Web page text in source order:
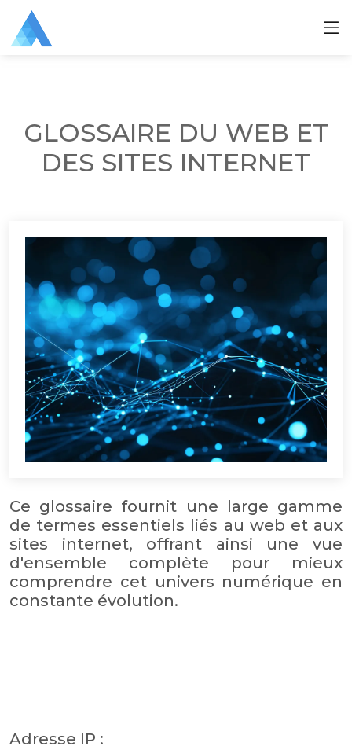
GLOSSAIRE DU WEB ET
DES SITES INTERNET
Ce glossaire fournit une large gamme
de termes essentiels liés au web et aux
sites internet, offrant ainsi une vue
d'ensemble complète pour mieux
comprendre cet univers numérique en
constante évolution.
Adresse IP :